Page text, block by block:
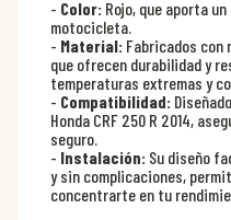
- Color: Rojo, que aporta
motocicleta.
- Material: Fabricados con
que ofrecen durabilidad y
temperaturas extremas y
- Compatibilidad:
Honda CRF 250 R 2014,
seguro.
- Instalación: Su diseño
y sin complicaciones,
concentrarte en tu